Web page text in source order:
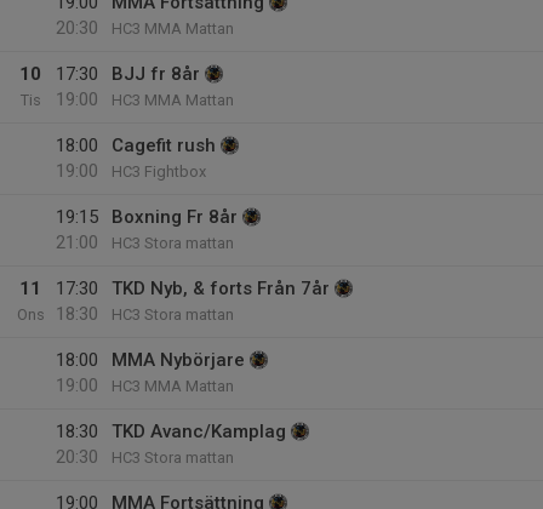
20:30
HC3 MMA Mattan
10
Tis
17:30
19:00
BJJ fr 8år
HC3 MMA Mattan
18:00
19:00
Cagefit rush
HC3 Fightbox
19:15
21:00
Boxning Fr 8år
HC3 Stora mattan
11
Ons
17:30
18:30
TKD Nyb, & forts Från 7år
HC3 Stora mattan
18:00
19:00
MMA Nybörjare
HC3 MMA Mattan
18:30
20:30
TKD Avanc/Kamplag
HC3 Stora mattan
19:00
MMA Fortsättning